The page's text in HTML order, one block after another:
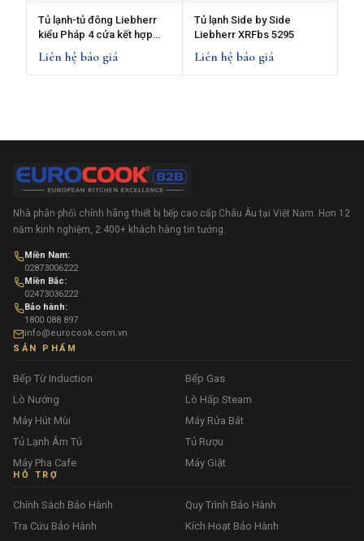
Tủ lạnh-tủ đông Liebherr
kiểu Pháp 4 cửa kết hợp
MBsddi 9058
Liên hệ báo giá
Tủ lạnh Side by Side
Liebherr XRFbs 5295
Liên hệ báo giá
Nhà phân phối chính hãng thiết bị bếp cao cấp Châu Âu tại Việt Nam. Hơn 12
năm kinh nghiệm, 2.400+ khách hàng tin tưởng.
Miền Nam:
02873006222
Miền Bắc:
02473036222
Bảo hành:
1800 088 897
info@eurocook.com.vn
SẢN PHẨM
Bếp Từ Induction
Bếp Gas
Lò Nướng
Lò Hấp Steam
Máy Hút Mùi
Máy Rửa Bát
Tủ Lạnh Âm Tủ
Tủ Rượu
Máy Pha Cafe
Máy Giặt
HỖ TRỢ
Chính Sách Bảo Hành
Quy Trình Bảo Hành
Tra Cứu Bảo Hành
Kích Hoạt Bảo Hành